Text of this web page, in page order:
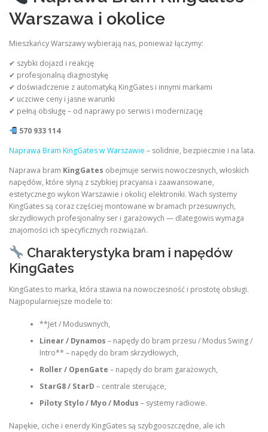
Warszawa i okolice
Mieszkańcy Warszawy wybierają nas, ponieważ łączymy:
✔ szybki dojazd i reakcję
✔ profesjonalną diagnostykę
✔ doświadczenie z automatyką KingGates i innymi markami
✔ uczciwe ceny i jasne warunki
✔ pełną obsługę – od naprawy po serwis i modernizację
570 933 114
Naprawa Bram KingGates w Warszawie – solidnie, bezpiecznie i na lata.
Naprawa bram KingGates obejmuje serwis nowoczesnych, włoskich
napędów, które słyną z szybkiej pracyania i zaawansowane,
estetycznego wykon Warszawie i okolicj elektroniki. Wach systemy
KingGates są coraz częściej montowane w bramach przesuwnych,
skrzydłowych profesjonalny ser i garażowych — dlategowis wymaga
znajomości ich specyficznych rozwiązań.
Charakterystyka bram i napędów
KingGates
KingGates to marka, która stawia na nowoczesność i prostotę obsługi.
Najpopularniejsze modele to:
**Jet / Moduswnych,
Linear / Dynamos – napędy do bram przesu / Modus Swing /
Intro** – napędy do bram skrzydłowych,
Roller / OpenGate – napędy do bram garażowych,
StarG8 / StarD – centrale sterujące,
Piloty Stylo / Myo / Modus – systemy radiowe.
Napękie, ciche i enerdy KingGates są szybgooszczędne, ale ich